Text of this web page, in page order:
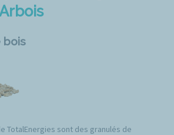
bois
TotalEnergies sont des granulés de